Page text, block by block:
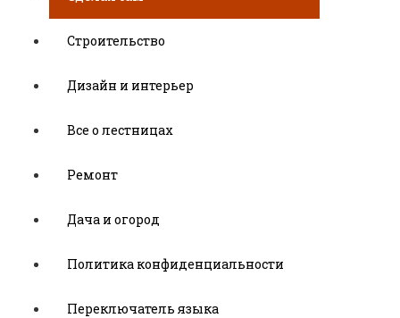
Строительство
Дизайн и интерьер
Все о лестницах
Ремонт
Дача и огород
Политика конфиденциальности
Переключатель языка